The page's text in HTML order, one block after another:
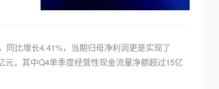
同比增长4.41%，当期归母净利润更是实现了
，其中Q4单季度经营性现金流量净额超过15亿